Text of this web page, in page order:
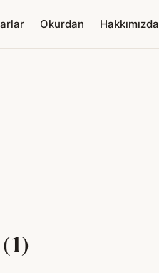
Okurdan Hakkımızda